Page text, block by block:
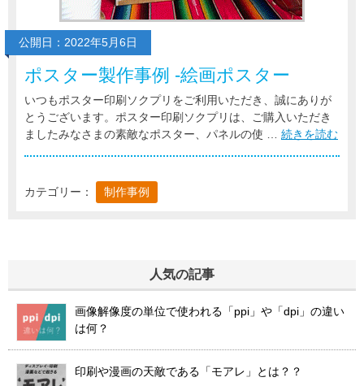
公開日：2022年5月6日
ポスター製作事例 -絵画ポスター
いつもポスター印刷ソクプリをご利用いただき、誠にありが
とうございます。ポスター印刷ソクプリは、ご購入いただき
ましたみなさまの素敵なポスター、パネルの使 … 続きを読む
カテゴリー： 制作事例
人気の記事
画像解像度の単位で使われる「ppi」や「dpi」の違い
は何？
印刷や漫画の天敵である「モアレ」とは？？